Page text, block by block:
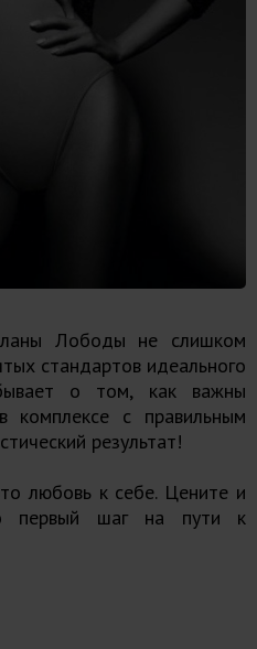
Лободы не слишком
стандартов идеального
о том, как важны
комплексе с правильным
результат!
любовь к себе. Цените и
первый шаг на пути к